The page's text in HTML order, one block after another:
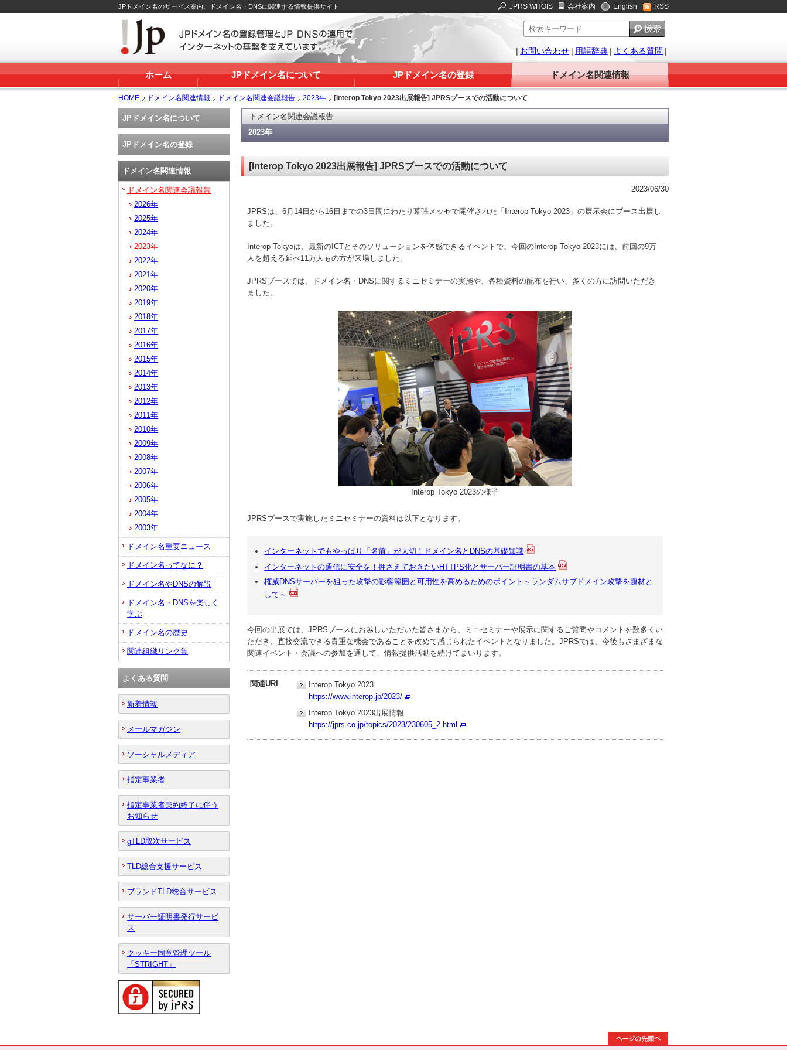
JPドメイン名のサービス案内、ドメイン名・DNSに関連する情報提供サイト JPRS WHOIS 会社案内 English RSS
| お問い合わせ | 用語辞典 | よくある質問 |
ホーム JPドメイン名について JPドメイン名の登録 ドメイン名関連情報
HOME ドメイン名関連情報 ドメイン名関連会議報告 2023年 [Interop Tokyo 2023出展報告] JPRSブースでの活動について
ドメイン名関連会議報告
2023年
[Interop Tokyo 2023出展報告] JPRSブースでの活動について
2023/06/30
JPRSは、6月14日から16日までの3日間にわたり幕張メッセで開催された「Interop Tokyo 2023」の展示会にブース出展し
ました。
Interop Tokyoは、最新のICTとそのソリューションを体感できるイベントで、今回のInterop Tokyo 2023には、前回の9万
人を超える延べ11万人もの方が来場しました。
JPRSブースでは、ドメイン名・DNSに関するミニセミナーの実施や、各種資料の配布を行い、多くの方に訪問いただき
ました。
Interop Tokyo 2023の様子
JPRSブースで実施したミニセミナーの資料は以下となります。
インターネットでもやっぱり「名前」が大切！ドメイン名とDNSの基礎知識
インターネットの通信に安全を！押さえておきたいHTTPS化とサーバー証明書の基本
権威DNSサーバーを狙った攻撃の影響範囲と可用性を高めるためのポイント～ランダムサブドメイン攻撃を題材と
して～
今回の出展では、JPRSブースにお越しいただいた皆さまから、ミニセミナーや展示に関するご質問やコメントを数多くい
ただき、直接交流できる貴重な機会であることを改めて感じられたイベントとなりました。JPRSでは、今後もさまざまな
関連イベント・会議への参加を通して、情報提供活動を続けてまいります。
関連URI
Interop Tokyo 2023
https://www.interop.jp/2023/
Interop Tokyo 2023出展情報
https://jprs.co.jp/topics/2023/230605_2.html
JPドメイン名について
JPドメイン名の登録
ドメイン名関連情報
ドメイン名関連会議報告
2026年
2025年
2024年
2023年
2022年
2021年
2020年
2019年
2018年
2017年
2016年
2015年
2014年
2013年
2012年
2011年
2010年
2009年
2008年
2007年
2006年
2005年
2004年
2003年
ドメイン名重要ニュース
ドメイン名ってなに？
ドメイン名やDNSの解説
ドメイン名・DNSを楽しく
学ぶ
ドメイン名の歴史
関連組織リンク集
よくある質問
新着情報
メールマガジン
ソーシャルメディア
指定事業者
指定事業者契約終了に伴う
お知らせ
gTLD取次サービス
TLD総合支援サービス
ブランドTLD総合サービス
サーバー証明書発行サービ
ス
クッキー同意管理ツール
「STRIGHT」